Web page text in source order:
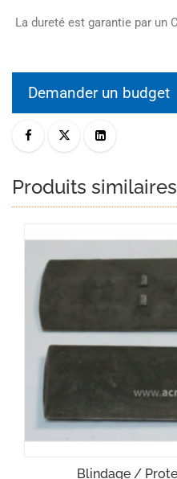
La dureté est garantie par un
Demander un budget
Produits similaires
Blindage /